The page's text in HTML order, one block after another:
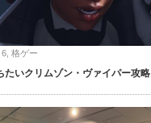
6 格ゲー
たいクリムゾン・ヴァイパー攻略